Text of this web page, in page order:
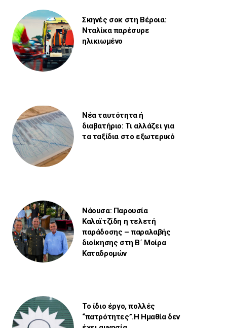
Σκηνές σοκ στη Βέροια:
Νταλίκα παρέσυρε
ηλικιωμένο
Νέα ταυτότητα ή
διαβατήριο: Τι αλλάζει για
τα ταξίδια στο εξωτερικό
Νάουσα: Παρουσία
Καλαϊτζίδη η τελετή
παράδοσης – παραλαβής
διοίκησης στη Β΄ Μοίρα
Καταδρομών
Το ίδιο έργο, πολλές
“πατρότητες”.Η Ημαθία δεν